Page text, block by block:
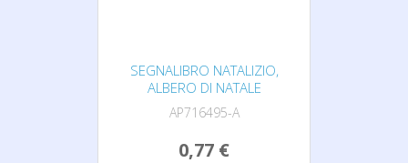
SEGNALIBRO NATALIZIO,
ALBERO DI NATALE
AP716495-A
0,77 €